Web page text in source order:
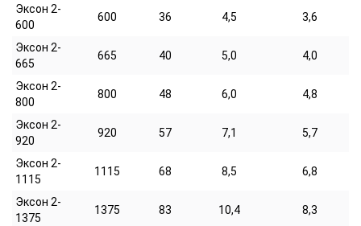
Эксон 2-
600
600 36 4,5 3,6
Эксон 2-
665
665 40 5,0 4,0
Эксон 2-
800
800 48 6,0 4,8
Эксон 2-
920
920 57 7,1 5,7
Эксон 2-
1115
1115 68 8,5 6,8
Эксон 2-
1375
1375 83 10,4 8,3